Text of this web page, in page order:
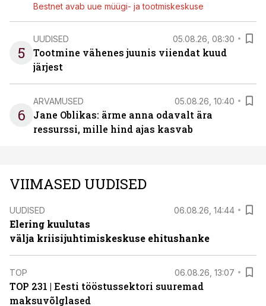
Bestnet avab uue müügi- ja tootmiskeskuse
5
UUDISED 05.08.26, 08:30
Tootmine vähenes juunis viiendat kuud
järjest
6
ARVAMUSED 05.08.26, 10:40
Jane Oblikas: ärme anna odavalt ära
ressurssi, mille hind ajas kasvab
VIIMASED UUDISED
UUDISED 06.08.26, 14:44
Elering kuulutas
välja kriisijuhtimiskeskuse ehitushanke
TOP 06.08.26, 13:07
TOP 231 | Eesti tööstussektori suuremad
maksuvõlglased